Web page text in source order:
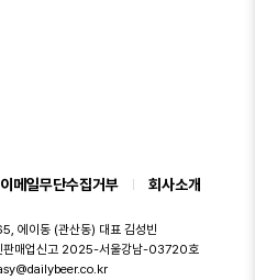
이메일무단수집거부 회사소개
에이동 (관산동) 대표 김성빈
판매업신고 2025-서울강남-03720호